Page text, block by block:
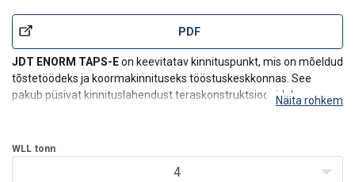
PDF
JDT ENORM TAPS-Eon keevitatav kinnituspunkt, mis on mõeldud
tõstetöödeks ja koormakinnituseks tööstuskeskkonnas. See
pakub püsivat kinnituslahendust teraskonstruktsioonidele,
Kompaktne kee
Näita rohkem
WLL tonn
4